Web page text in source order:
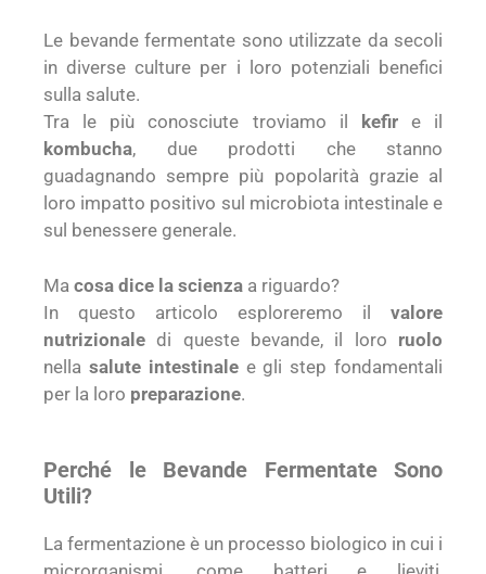
Le bevande fermentate sono utilizzate da secoli
in diverse culture per i loro potenziali benefici
sulla salute.
Tra le più conosciute troviamo il
kefire il
kombucha, due prodotti che stanno
guadagnando sempre più popolarità grazie al
loro impatto positivo sul microbiota intestinale e
sul benessere generale.
Ma cosa dice la scienza a riguardo?
In questo articolo esploreremo il valore
nutrizionale di queste bevande, il loro ruolo
nella salute intestinalee gli step fondamentali
per la loro preparazione.
Perché le Bevande Fermentate Sono
Utili?
La fermentazione è un processo biologico in cui i